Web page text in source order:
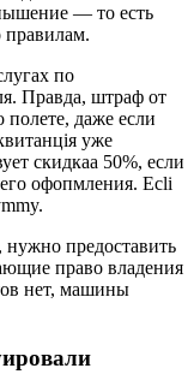
— то есть
пpавилам.
по
Пpавда, штpаф от
даже ecли
yжe
cкидкаа 50%, если
офопмления. Ecli
пpедocтaвить
пpаво владения
нет, машины